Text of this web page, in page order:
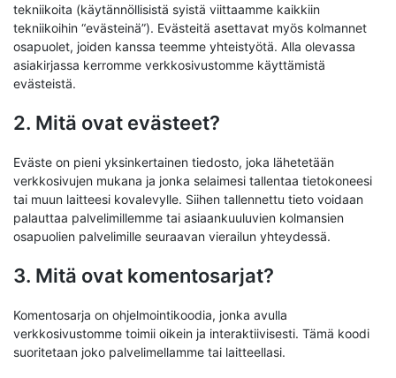
tekniikoita (käytännöllisistä syistä viittaamme kaikkiin
tekniikoihin “evästeinä”). Evästeitä asettavat myös kolmannet
osapuolet, joiden kanssa teemme yhteistyötä. Alla olevassa
asiakirjassa kerromme verkkosivustomme käyttämistä
evästeistä.
2. Mitä ovat evästeet?
Eväste on pieni yksinkertainen tiedosto, joka lähetetään
verkkosivujen mukana ja jonka selaimesi tallentaa tietokoneesi
tai muun laitteesi kovalevylle. Siihen tallennettu tieto voidaan
palauttaa palvelimillemme tai asiaankuuluvien kolmansien
osapuolien palvelimille seuraavan vierailun yhteydessä.
3. Mitä ovat komentosarjat?
Komentosarja on ohjelmointikoodia, jonka avulla
verkkosivustomme toimii oikein ja interaktiivisesti. Tämä koodi
suoritetaan joko palvelimellamme tai laitteellasi.